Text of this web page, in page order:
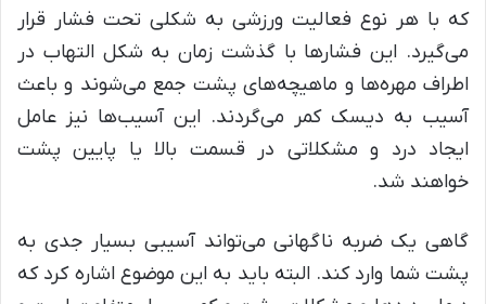
که با هر نوع فعالیت ورزشی به شکلی تحت فشار قرار
می‌گیرد. این فشارها با گذشت زمان به شکل التهاب در
اطراف مهره‌ها و ماهیچه‌های پشت جمع می‌شوند و باعث
آسیب به دیسک کمر می‌گردند. این آسیب‌ها نیز عامل
ایجاد درد و مشکلاتی در قسمت بالا یا پایین پشت
خواهند شد.
گاهی یک ضربه ناگهانی می‌تواند آسیبی بسیار جدی به
پشت شما وارد کند. البته باید به این موضوع اشاره کرد که